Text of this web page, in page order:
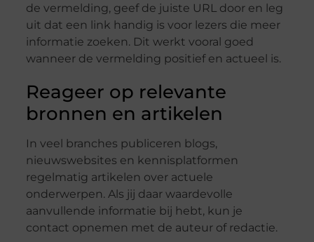
de vermelding, geef de juiste URL door en leg
uit dat een link handig is voor lezers die meer
informatie zoeken. Dit werkt vooral goed
wanneer de vermelding positief en actueel is.
Reageer op relevante
bronnen en artikelen
In veel branches publiceren blogs,
nieuwswebsites en kennisplatformen
regelmatig artikelen over actuele
onderwerpen. Als jij daar waardevolle
aanvullende informatie bij hebt, kun je
contact opnemen met de auteur of redactie.